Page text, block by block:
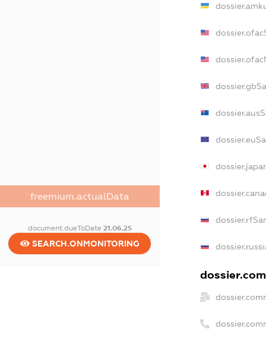
freemium.actualData
document.dueToDate 21.06.25
SEARCH.ONMONITORING